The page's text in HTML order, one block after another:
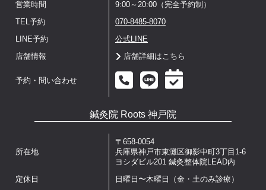
営業時間 9:00～20:00（完全予約制）
TEL予約 070-8485-8070
LINE予約 公式LINE
店舗情報 店舗詳細はこちら
予約・問い合わせ
鍼灸院 Roots 神戸院
所在地
〒658-0054
兵庫県神戸市東灘区御影中町3丁目1-6
ヨシダビル201 鍼灸整体院LEAD内
定休日 日曜日〜木曜日（金・土のみ診療）